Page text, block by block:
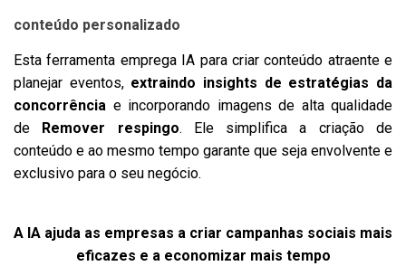
conteúdo personalizado
Esta ferramenta emprega IA para criar conteúdo atraente e
planejar eventos, extraindo insights de estratégias da
concorrência e incorporando imagens de alta qualidade
de
Remover respingo. Ele simplifica a criação de
conteúdo e ao mesmo tempo garante que seja envolvente e
exclusivo para o seu negócio.
A IA ajuda as empresas a criar campanhas sociais mais
eficazes e a economizar mais tempo